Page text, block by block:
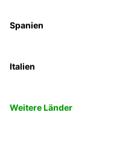
Spanien
Italien
Weitere Länder